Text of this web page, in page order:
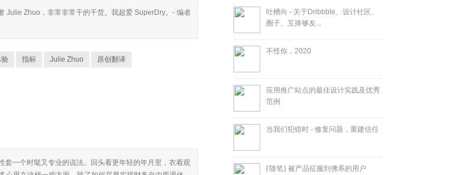
Julie Zhuo，非常非常干的干货。我超爱 SuperDry。- 编者
验 指标 Julie Zhuo 原创翻译
套一个时髦又专业的说法。回头看更年轻的年月里，衣着观
吐槽向 - 关于Dribbble、设计社区、
圈子、互捧够友...
不怪你，2020
应用推广站点的最佳设计实践及优秀
范例
当我们犯错时 - 修复问题，重建信任
⌈随笔⌋ 被产品征服到佛系的用户